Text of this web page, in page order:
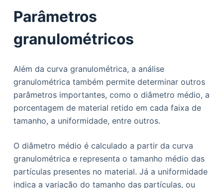
Parâmetros
granulométricos
Além da curva granulométrica, a análise
granulométrica também permite determinar outros
parâmetros importantes, como o diâmetro médio, a
porcentagem de material retido em cada faixa de
tamanho, a uniformidade, entre outros.
O diâmetro médio é calculado a partir da curva
granulométrica e representa o tamanho médio das
partículas presentes no material. Já a uniformidade
indica a variação do tamanho das partículas, ou